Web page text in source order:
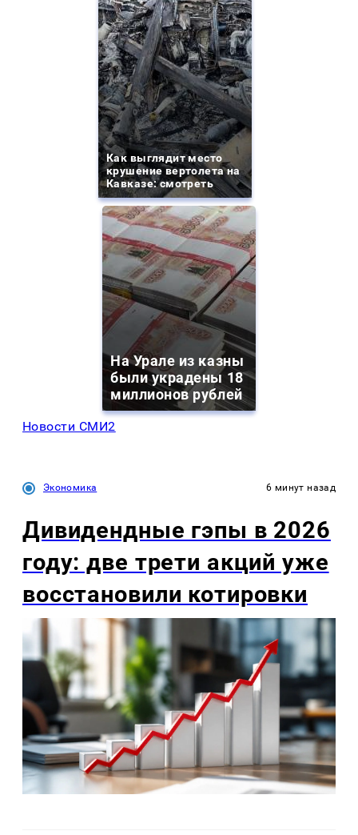
Как выглядит место
крушение вертолета на
Кавказе: смотреть
На Урале из казны
были украдены 18
миллионов рублей
Новости СМИ2
Экономика 6 минут назад
Дивидендные гэпы в 2026
году: две трети акций уже
восстановили котировки